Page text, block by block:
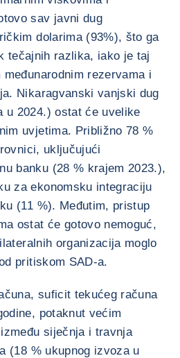
sav javni dug
dolarima (93%), što ga
tečajnih razlika, iako je taj
rezervama i
Nikaragvanski vanjski dug
u 2024.) ostat će uvelike
uvjetima. Približno 78 %
uključujući
banku (28 % krajem 2023.),
za ekonomsku integraciju
(11 %). Međutim, pristup
ostat će gotovo nemoguć,
organizacija moglo
pritiskom SAD-a.
suficit tekućeg računa
potaknut većim
siječnja i travnja
(18 % ukupnog izvoza u